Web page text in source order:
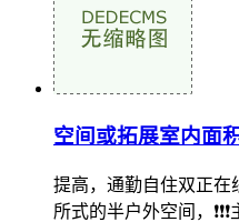
空间或拓展室内面
提高，通勤自住双正在
所式的半户外空间，